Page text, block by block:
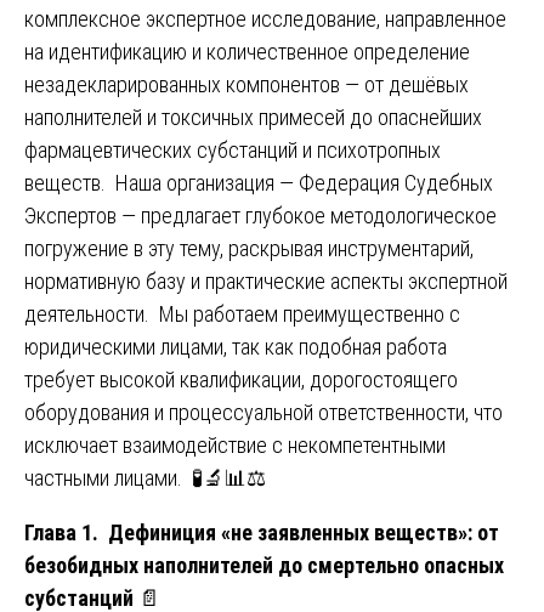
комплексное экспертное исследование, направленное
на идентификацию и количественное определение
незадекларированных компонентов — от дешёвых
наполнителей и токсичных примесей до опаснейших
фармацевтических субстанций и психотропных
веществ. Наша организация — Федерация Судебных
Экспертов — предлагает глубокое методологическое
погружение в эту тему, раскрывая инструментарий,
нормативную базу и практические аспекты экспертной
деятельности. Мы работаем преимущественно с
юридическими лицами, так как подобная работа
требует высокой квалификации, дорогостоящего
оборудования и процессуальной ответственности, что
исключает взаимодействие с некомпетентными
частными лицами. 🧪🔬📊⚖️
Глава 1. Дефиниция «не заявленных веществ»: от
безобидных наполнителей до смертельно опасных
субстанций 📄